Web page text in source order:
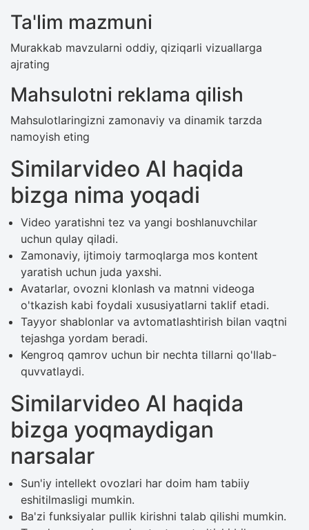
Ta'lim mazmuni
Murakkab mavzularni oddiy, qiziqarli vizuallarga
ajrating
Mahsulotni reklama qilish
Mahsulotlaringizni zamonaviy va dinamik tarzda
namoyish eting
Similarvideo AI haqida
bizga nima yoqadi
Video yaratishni tez va yangi boshlanuvchilar
uchun qulay qiladi.
Zamonaviy, ijtimoiy tarmoqlarga mos kontent
yaratish uchun juda yaxshi.
Avatarlar, ovozni klonlash va matnni videoga
o'tkazish kabi foydali xususiyatlarni taklif etadi.
Tayyor shablonlar va avtomatlashtirish bilan vaqtni
tejashga yordam beradi.
Kengroq qamrov uchun bir nechta tillarni qo'llab-
quvvatlaydi.
Similarvideo AI haqida
bizga yoqmaydigan
narsalar
Sun'iy intellekt ovozlari har doim ham tabiiy
eshitilmasligi mumkin.
Ba'zi funksiyalar pullik kirishni talab qilishi mumkin.